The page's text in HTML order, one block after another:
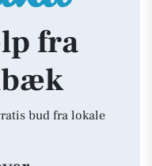
fra
bud fra lokale